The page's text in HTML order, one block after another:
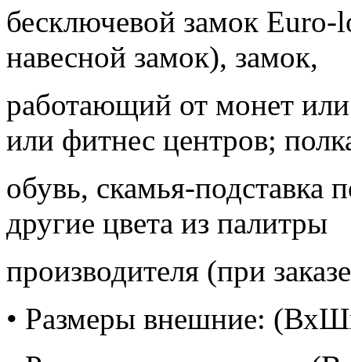
бесключевой замок Euro-
навесной замок), замок,
работающий от монет
или фитнес центров;
обувь, скамья-подставка
другие цвета из палитры
производителя (при
• Размеры внешние: